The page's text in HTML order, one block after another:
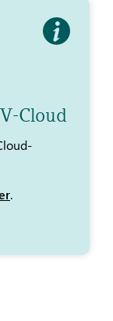
Cloud
.